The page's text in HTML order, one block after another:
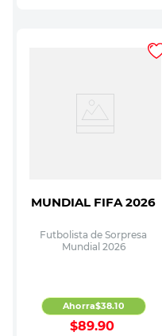
MUNDIAL FIFA 2026
Futbolista de Sorpresa
Mundial 2026
$89.90
Ahorra$38.10